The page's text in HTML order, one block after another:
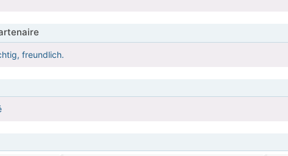
freundlich.